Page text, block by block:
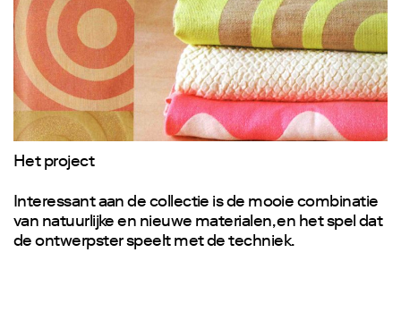
Het project
Interessant aan de collectie is de mooie combinatie
van natuurlijke en nieuwe materialen, en het spel dat
de ontwerpster speelt met de techniek.